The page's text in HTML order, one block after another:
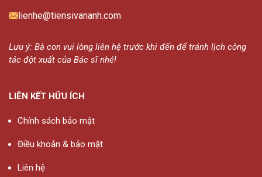
lienhe@tiensivananh.com
Lưu ý: Bà con vui lòng liên hệ trước khi đến để tránh lịch công
tác đột xuất của Bác sĩ nhé!
LIÊN KẾT HỮU ÍCH
Chính sách bảo mật
Điều khoản & bảo mật
Liên hệ